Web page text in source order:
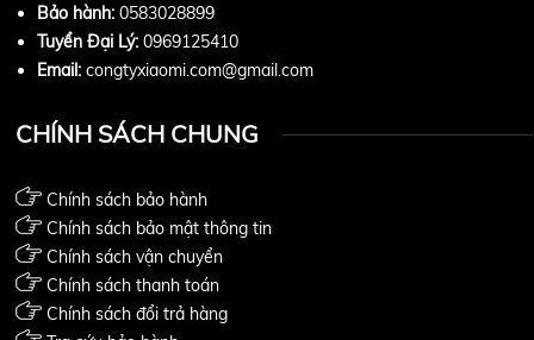
Bảo hành:0583028899
Tuyển Đại Lý: 0969125410
Email: congtyxiaomi.com@gmail.com
CHÍNH SÁCH CHUNG
Chính sách bảo hành
Chính sách bảo mật thông tin
Chính sách vận chuyển
Chính sách thanh toán
Chính sách đổi trả hàng